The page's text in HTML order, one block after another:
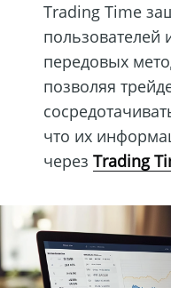
Trading Time
передовых
позволяя
что их
через Trading